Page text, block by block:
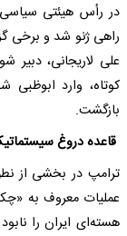
در رأس هیئتی سیاسی
راهی ژنو شد و برخی
علی لاریجانی،
کوتاه، وارد ابوظبی
بازگشت.
قاعده دروغ
ترامپ در بخشی از
عملیات معروف به
هسته‌ای ایران را